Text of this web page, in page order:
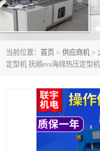
当前位置： 首页 > 供应商机 >
定型机 抚顺eva海绵热压定型机
高频热合机
超声波复合压花机
3040凹凸压花机
高频压花压标机
泡壳包装封口机